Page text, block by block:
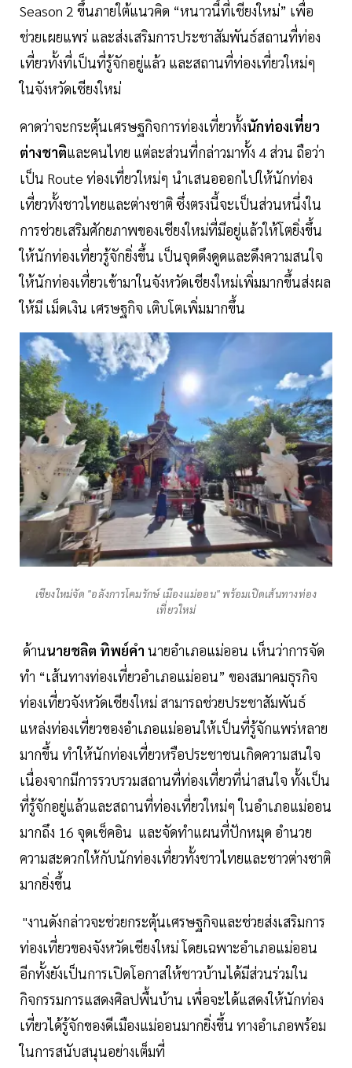
Season 2 ขึ้นภายใต้แนวคิด “หนาวนี้ที่เชียงใหม่” เพื่อ
ช่วยเผยแพร่ และส่งเสริมการประชาสัมพันธ์สถานที่ท่อง
เที่ยวทั้งที่เป็นที่รู้จักอยู่แล้ว และสถานที่ท่องเที่ยวใหม่ๆ
ในจังหวัดเชียงใหม่
คาดว่าจะกระตุ้นเศรษฐกิจการท่องเที่ยวทั้งนักท่องเที่ยว
ต่างชาติและคนไทย แต่ละส่วนที่กล่าวมาทั้ง 4 ส่วน ถือว่า
เป็น Route ท่องเที่ยวใหม่ๆ นำเสนอออกไปให้นักท่อง
เที่ยวทั้งชาวไทยและต่างชาติ ซึ่งตรงนี้จะเป็นส่วนหนึ่งใน
การช่วยเสริมศักยภาพของเชียงใหม่ที่มีอยู่แล้วให้โตยิ่งขึ้น
ให้นักท่องเที่ยวรู้จักยิ่งขึ้น เป็นจุดดึงดูดและดึงความสนใจ
ให้นักท่องเที่ยวเข้ามาในจังหวัดเชียงใหม่เพิ่มมากขึ้นส่งผล
ให้มี เม็ดเงิน เศรษฐกิจ เติบโตเพิ่มมากขึ้น
เชียงใหม่จัด "อลังการโคมรักษ์ เมืองแม่ออน" พร้อมเปิดเส้นทางท่อง
เที่ยวใหม่
ด้านนายชลิต ทิพย์คำ นายอำเภอแม่ออน เห็นว่าการจัด
ทำ “เส้นทางท่องเที่ยวอำเภอแม่ออน” ของสมาคมธุรกิจ
ท่องเที่ยวจังหวัดเชียงใหม่ สามารถช่วยประชาสัมพันธ์
แหล่งท่องเที่ยวของอำเภอแม่ออนให้เป็นที่รู้จักแพร่หลาย
มากขึ้น ทำให้นักท่องเที่ยวหรือประชาชนเกิดความสนใจ
เนื่องจากมีการรวบรวมสถานที่ท่องเที่ยวที่น่าสนใจ ทั้งเป็น
ที่รู้จักอยู่แล้วและสถานที่ท่องเที่ยวใหม่ๆ ในอำเภอแม่ออน
มากถึง 16 จุดเช็คอิน และจัดทำแผนที่ปักหมุด อำนวย
ความสะดวกให้กับนักท่องเที่ยวทั้งชาวไทยและชาวต่างชาติ
มากยิ่งขึ้น
"งานดังกล่าวจะช่วยกระตุ้นเศรษฐกิจและช่วยส่งเสริมการ
ท่องเที่ยวของจังหวัดเชียงใหม่ โดยเฉพาะอำเภอแม่ออน
อีกทั้งยังเป็นการเปิดโอกาสให้ชาวบ้านได้มีส่วนร่วมใน
กิจกรรมการแสดงศิลปพื้นบ้าน เพื่อจะได้แสดงให้นักท่อง
เที่ยวได้รู้จักของดีเมืองแม่ออนมากยิ่งขึ้น ทางอำเภอพร้อม
ในการสนับสนุนอย่างเต็มที่